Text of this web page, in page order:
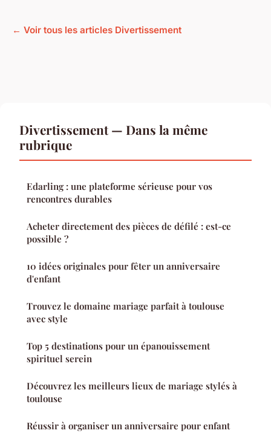
← Voir tous les articles Divertissement
Divertissement — Dans la même
rubrique
Edarling : une plateforme sérieuse pour vos
rencontres durables
Acheter directement des pièces de défilé : est-ce
possible ?
10 idées originales pour fêter un anniversaire
d'enfant
Trouvez le domaine mariage parfait à toulouse
avec style
Top 5 destinations pour un épanouissement
spirituel serein
Découvrez les meilleurs lieux de mariage stylés à
toulouse
Réussir à organiser un anniversaire pour enfant